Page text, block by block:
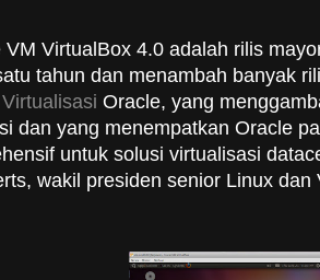
VM VirtualBox 4.0 adalah rilis
tahun dan menambah banyak
Virtualisasi Oracle, yang
dan yang menempatkan Oracle
untuk solusi virtualisasi
wakil presiden senior Linux